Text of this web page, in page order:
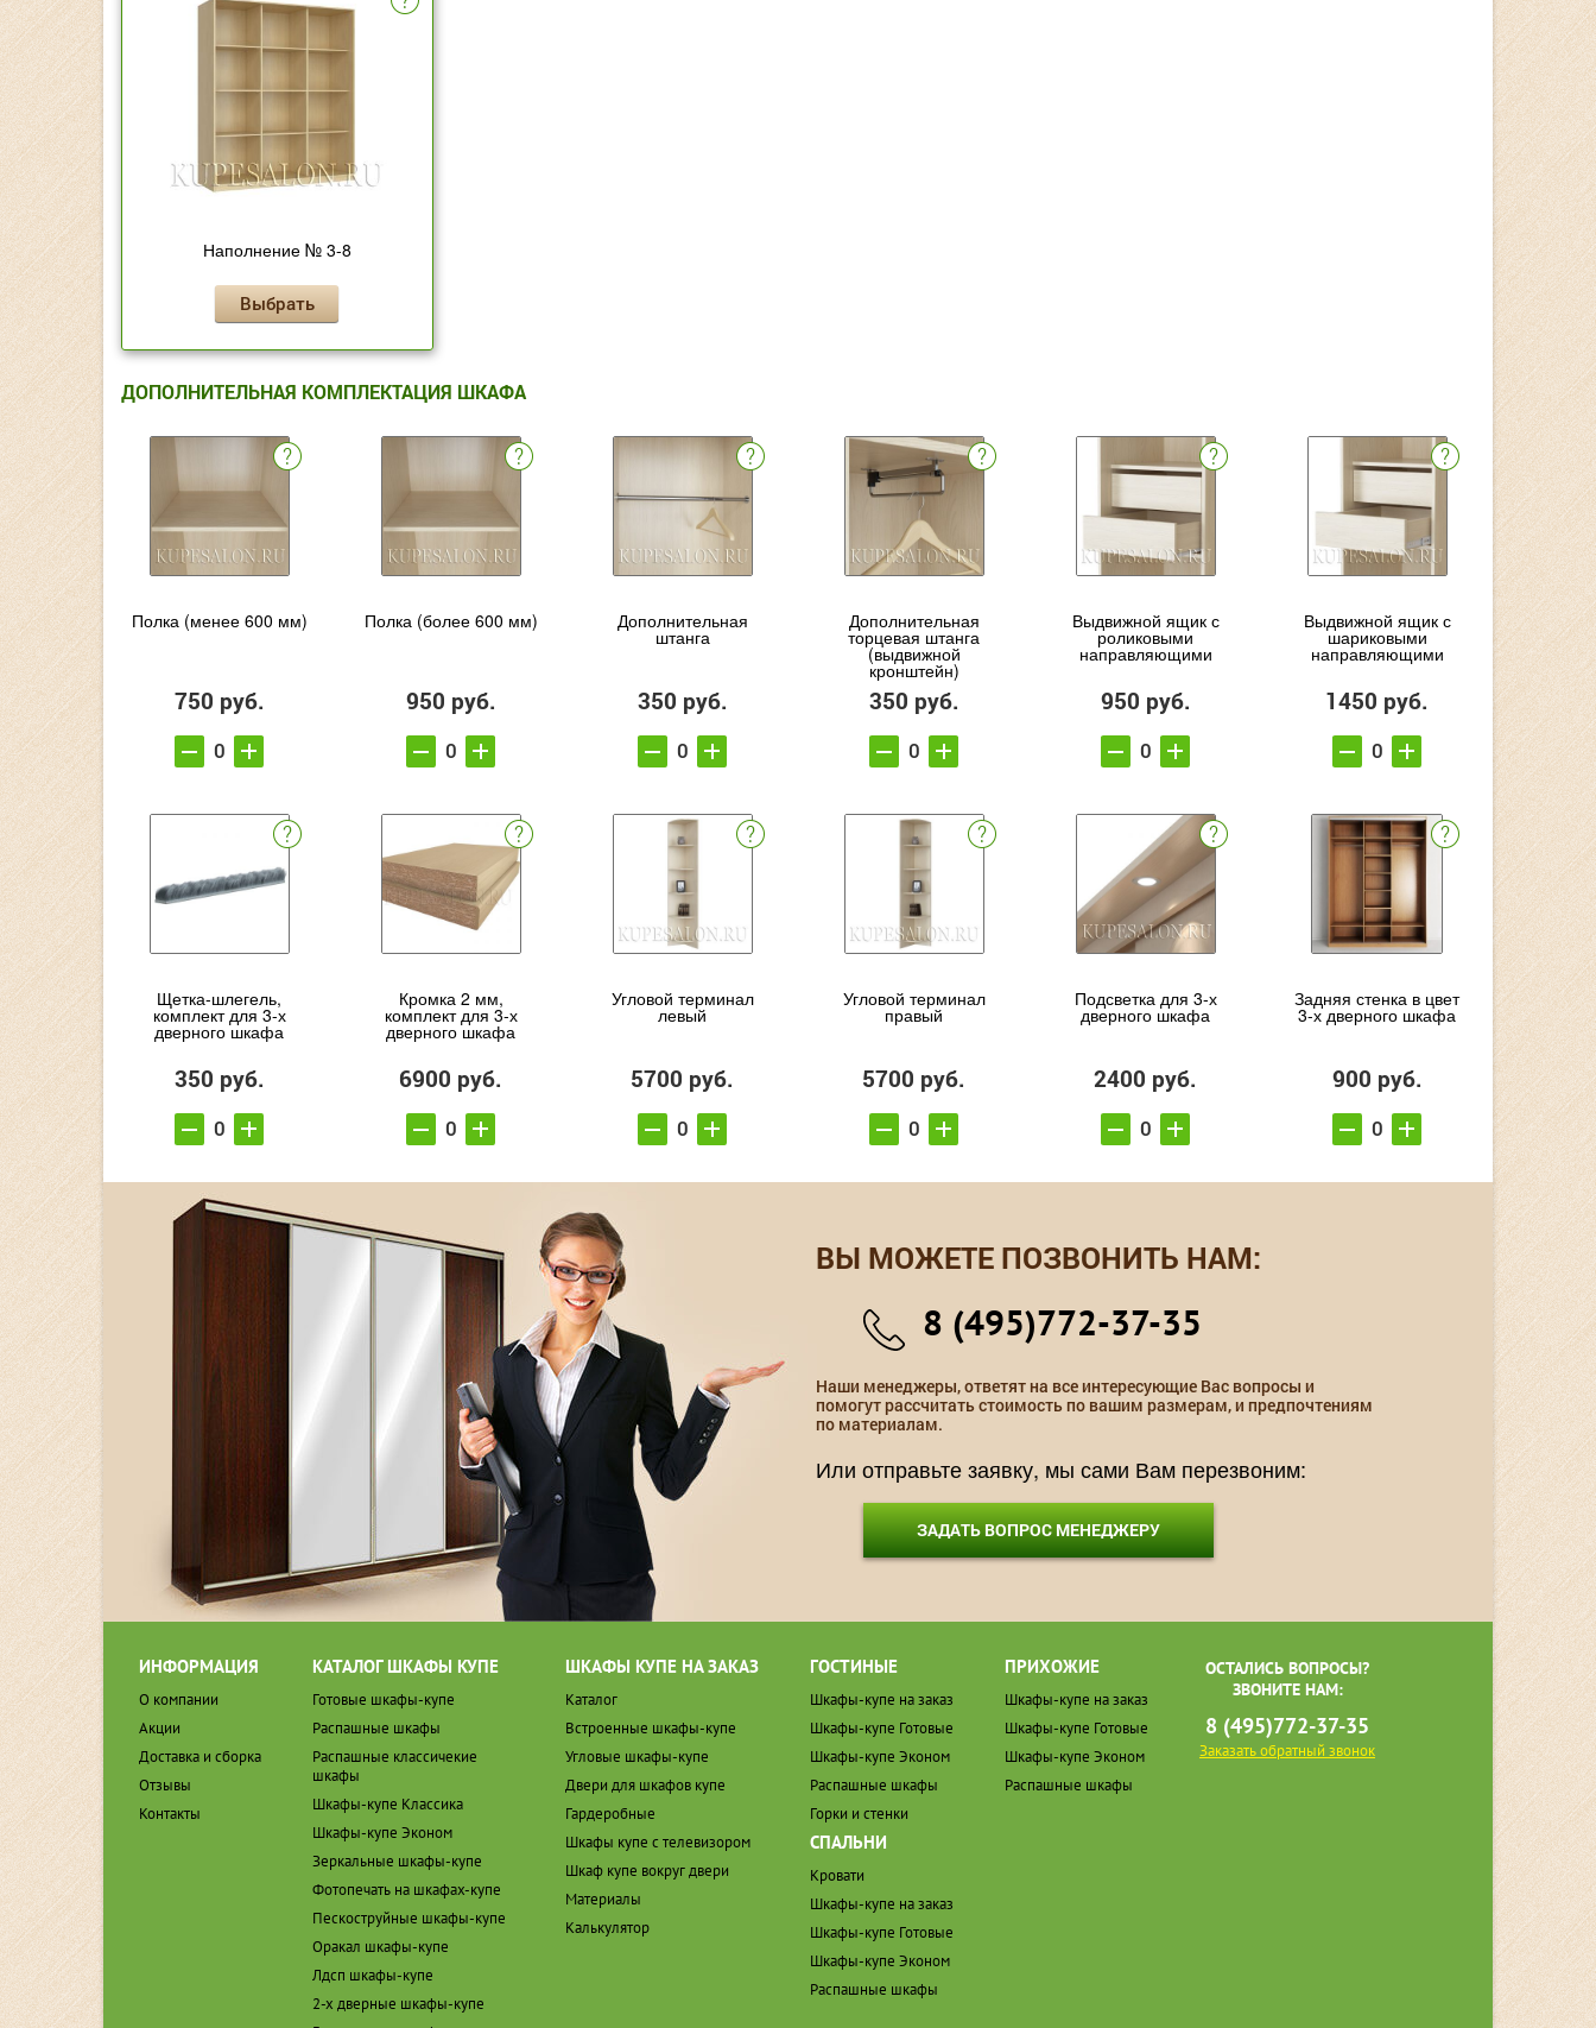
Наполнение № 3-8
Выбрать
ДОПОЛНИТЕЛЬНАЯ КОМПЛЕКТАЦИЯ ШКАФА
Полка (менее 600 мм)
750 руб.
Полка (более 600 мм)
950 руб.
Дополнительная
штанга
350 руб.
Дополнительная
торцевая штанга
(выдвижной
кронштейн)
350 руб.
Выдвижной ящик с
роликовыми
направляющими
950 руб.
Выдвижной ящик с
шариковыми
направляющими
1450 руб.
Щетка-шлегель,
комплект для 3-х
дверного шкафа
350 руб.
Кромка 2 мм,
комплект для 3-х
дверного шкафа
6900 руб.
Угловой терминал
левый
5700 руб.
Угловой терминал
правый
5700 руб.
Подсветка для 3-х
дверного шкафа
2400 руб.
Задняя стенка в цвет
3-х дверного шкафа
900 руб.
ВЫ МОЖЕТЕ ПОЗВОНИТЬ НАМ:
8 (495)772-37-35
Наши менеджеры, ответят на все интересующие Вас вопросы и
помогут рассчитать стоимость по вашим размерам, и предпочтениям
по материалам.
Или отправьте заявку, мы сами Вам перезвоним:
ЗАДАТЬ ВОПРОС МЕНЕДЖЕРУ
ИНФОРМАЦИЯ
О компании
Акции
Доставка и сборка
Отзывы
Контакты
КАТАЛОГ ШКАФЫ КУПЕ
Готовые шкафы-купе
Распашные шкафы
Распашные классичекие
шкафы
Шкафы-купе Классика
Шкафы-купе Эконом
Зеркальные шкафы-купе
Фотопечать на шкафах-купе
Пескоструйные шкафы-купе
Оракал шкафы-купе
Лдсп шкафы-купе
2-х дверные шкафы-купе
ШКАФЫ КУПЕ НА ЗАКАЗ
Каталог
Встроенные шкафы-купе
Угловые шкафы-купе
Двери для шкафов купе
Гардеробные
Шкафы купе с телевизором
Шкаф купе вокруг двери
Материалы
Калькулятор
ГОСТИНЫЕ
Шкафы-купе на заказ
Шкафы-купе Готовые
Шкафы-купе Эконом
Распашные шкафы
Горки и стенки
СПАЛЬНИ
Кровати
Шкафы-купе на заказ
Шкафы-купе Готовые
Шкафы-купе Эконом
Распашные шкафы
ПРИХОЖИЕ
Шкафы-купе на заказ
Шкафы-купе Готовые
Шкафы-купе Эконом
Распашные шкафы
ОСТАЛИСЬ ВОПРОСЫ?
ЗВОНИТЕ НАМ:
8 (495)772-37-35
Заказать обратный звонок